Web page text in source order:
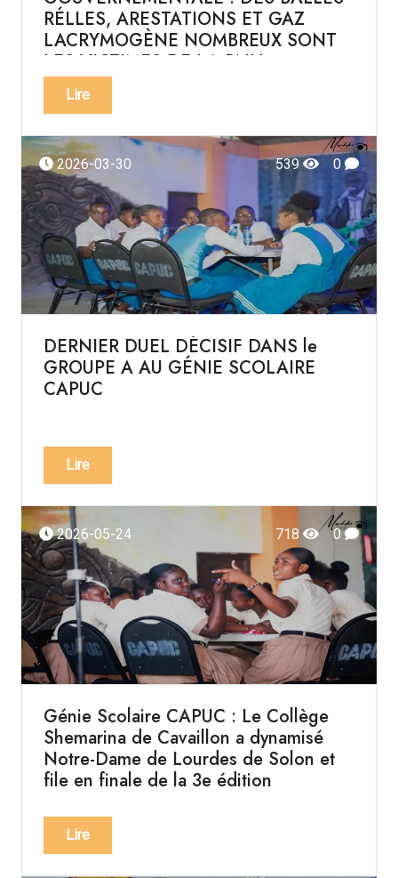
RÉLLES, ARESTATIONS ET GAZ
LACRYMOGÈNE NOMBREUX SONT
LES VICTIMES DE LA PNH
Lire
2026-03-30 539 0
DERNIER DUEL DÉCISIF DANS le
GROUPE A AU GÉNIE SCOLAIRE
CAPUC
Lire
2026-05-24 718 0
Génie Scolaire CAPUC : Le Collège
Shemarina de Cavaillon a dynamisé
Notre-Dame de Lourdes de Solon et
file en finale de la 3e édition
Lire